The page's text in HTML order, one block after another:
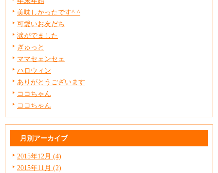
美味しかったです^ ^
可愛いお友だち
涙がでました
ぎゅっと
ママセェンセェ
ハロウィン
ありがとうございます
ココちゃん
ココちゃん
月別アーカイブ
2015年12月 (4)
2015年11月 (2)